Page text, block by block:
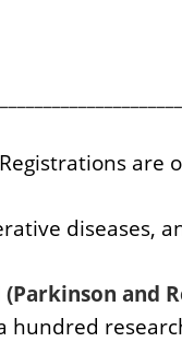
Registrations are
diseases,
(Parkinson
hundred